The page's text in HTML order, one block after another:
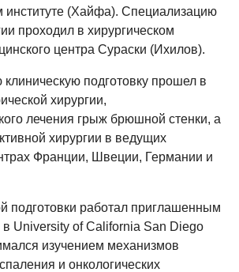
институте (Хайфа). Специализацию
проходил в хирургическом
центра Сураски (Ихилов).
подготовку прошел в
хирургии,
лечения грыж брюшной стенки, а
хирургии в ведущих
Франции, Швеции, Германии и
подготовки работал приглашенным
в University of California San Diego
изучением механизмов
и онкологических